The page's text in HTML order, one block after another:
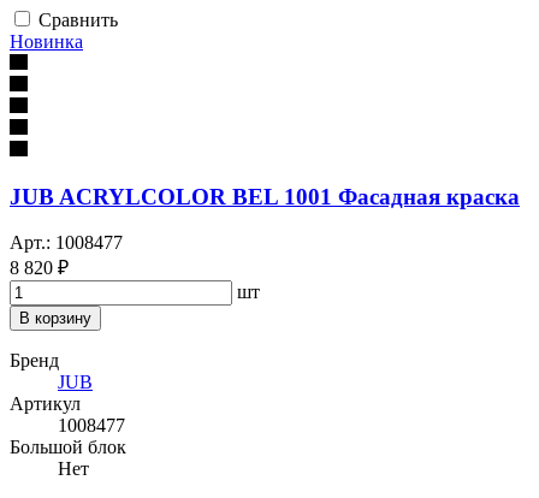
Сравнить
Новинка
JUB ACRYLCOLOR BEL 1001 Фасадная краска
Арт.: 1008477
8 820 ₽
шт
В корзину
Бренд
JUB
Артикул
1008477
Большой блок
Нет